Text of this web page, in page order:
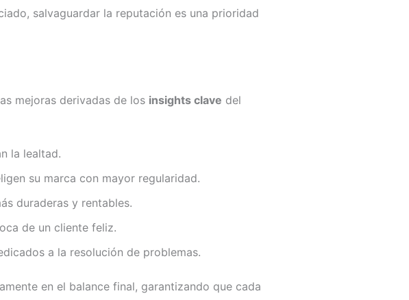
salvaguardar la reputación es una prioridad
mejoras derivadas de los insights clave del
la lealtad.
su marca con mayor regularidad.
duraderas y rentables.
de un cliente feliz.
a la resolución de problemas.
en el balance final, garantizando que cada